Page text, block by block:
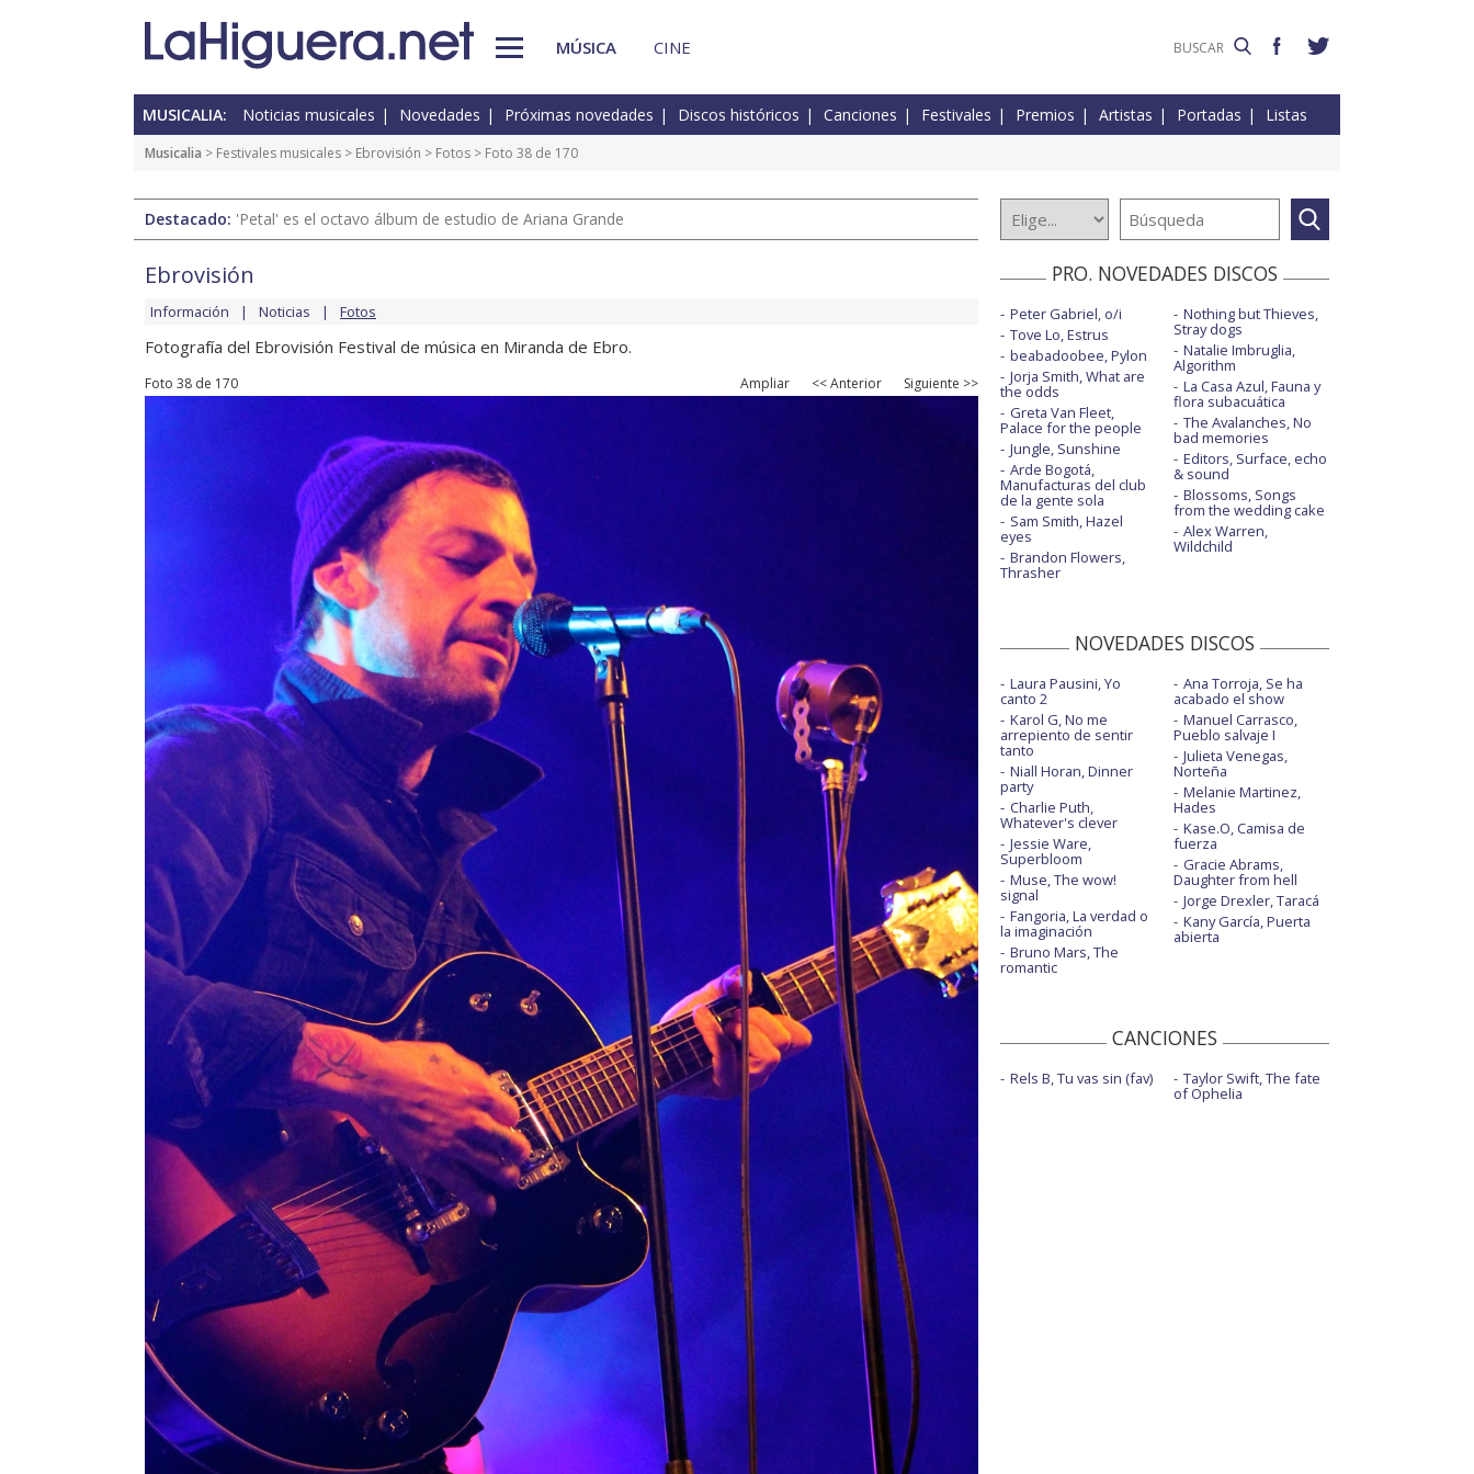
MÚSICA CINE
MUSICALIA: Noticias musicales Novedades Próximas novedades Discos históricos Canciones Festivales Premios Artistas Portadas Listas
Musicalia > Festivales musicales > Ebrovisión > Fotos > Foto 38 de 170
Destacado: 'Petal' es el octavo álbum de estudio de Ariana Grande
Ebrovisión
Información Noticias Fotos
Fotografía del Ebrovisión Festival de música en Miranda de Ebro.
Foto 38 de 170 Ampliar << Anterior Siguiente >>
PRO. NOVEDADES DISCOS
Peter Gabriel, o/i
Tove Lo, Estrus
beabadoobee, Pylon
Jorja Smith, What are
the odds
Greta Van Fleet,
Palace for the people
Jungle, Sunshine
Arde Bogotá,
Manufacturas del club
de la gente sola
Sam Smith, Hazel
eyes
Brandon Flowers,
Thrasher
Nothing but Thieves,
Stray dogs
Natalie Imbruglia,
Algorithm
La Casa Azul, Fauna y
flora subacuática
The Avalanches, No
bad memories
Editors, Surface, echo
& sound
Blossoms, Songs
from the wedding cake
Alex Warren,
Wildchild
NOVEDADES DISCOS
Laura Pausini, Yo
canto 2
Karol G, No me
arrepiento de sentir
tanto
Niall Horan, Dinner
party
Charlie Puth,
Whatever's clever
Jessie Ware,
Superbloom
Muse, The wow!
signal
Fangoria, La verdad o
la imaginación
Bruno Mars, The
romantic
Ana Torroja, Se ha
acabado el show
Manuel Carrasco,
Pueblo salvaje I
Julieta Venegas,
Norteña
Melanie Martinez,
Hades
Kase.O, Camisa de
fuerza
Gracie Abrams,
Daughter from hell
Jorge Drexler, Taracá
Kany García, Puerta
abierta
CANCIONES
Rels B, Tu vas sin (fav) Taylor Swift, The fate
of Ophelia